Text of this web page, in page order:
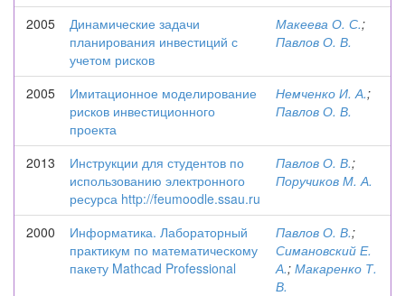
2005
Динамические задачи
планирования инвестиций с
учетом рисков
Макеева О. С.;
Павлов О. В.
2005
Имитационное моделирование
рисков инвестиционного
проекта
Немченко И. А.;
Павлов О. В.
2013
Инструкции для студентов по
использованию электронного
ресурса http://feumoodle.ssau.ru
Павлов О. В.;
Поручиков М. А.
2000
Информатика. Лабораторный
практикум по математическому
пакету Mathcad Professional
Павлов О. В.;
Симановский Е.
А.; Макаренко Т.
В.